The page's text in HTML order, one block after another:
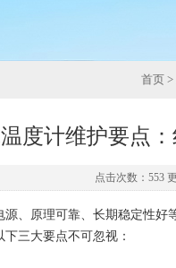
首页 >
度计维护要点
点击次数：553
源、原理可靠、长期稳定性好
三大要点不可忽视：